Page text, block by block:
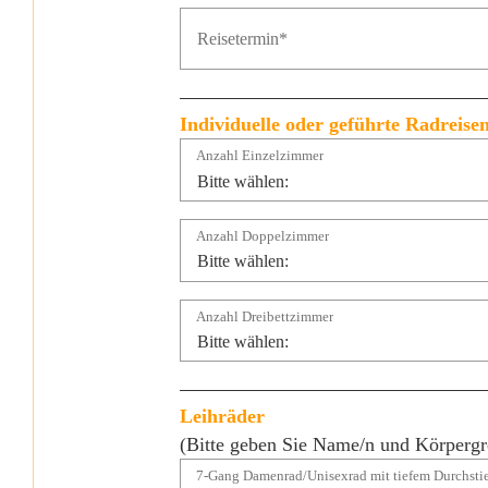
Individuelle oder geführte
Anzahl Einzelzimmer
Anzahl Doppelzimmer
Anzahl Dreibettzimmer
Leihräder
(Bitte geben Sie Name/n und
7-Gang Damenrad/Unisexrad mit tiefem